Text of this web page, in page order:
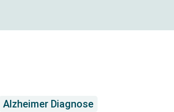
Alzheimer Diagnose